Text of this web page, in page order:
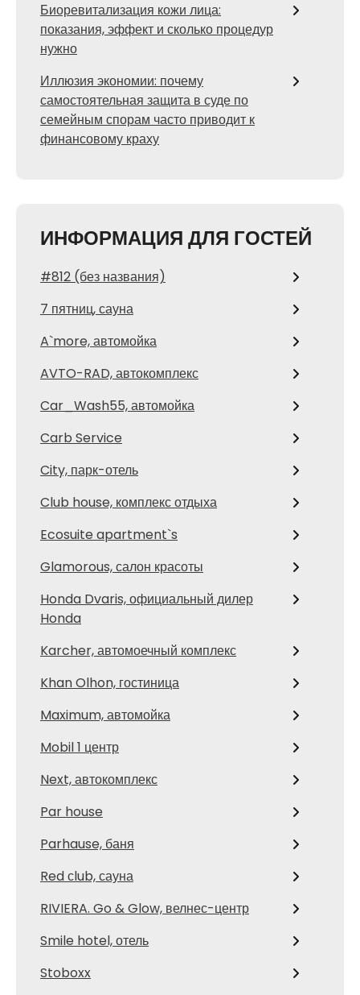
Биоревитализация кожи лица:
показания, эффект и сколько процедур
нужно
Иллюзия экономии: почему
самостоятельная защита в суде по
семейным спорам часто приводит к
финансовому краху
ИНФОРМАЦИЯ ДЛЯ ГОСТЕЙ
#812 (без названия)
7 пятниц, сауна
A`more, автомойка
AVTO-RAD, автокомплекс
Car_Wash55, автомойка
Carb Service
City, парк-отель
Club house, комплекс отдыха
Ecosuite apartment`s
Glamorous, салон красоты
Honda Dvaris, официальный дилер
Honda
Karcher, автомоечный комплекс
Khan Olhon, гостиница
Maximum, автомойка
Mobil 1 центр
Next, автокомплекс
Par house
Parhause, баня
Red сlub, сауна
RIVIERA. Go & Glow, велнес-центр
Smile hotel, отель
Stoboxx